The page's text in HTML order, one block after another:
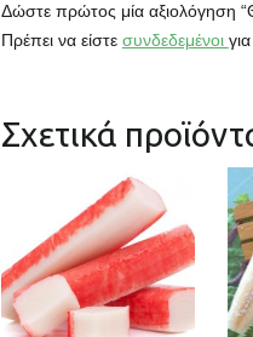
Δώστε πρώτος μία
Πρέπει να είστε συνδεδεμένοι
Σχετικά